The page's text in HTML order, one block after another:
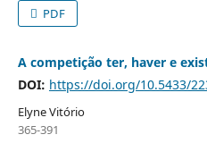
PDF
A competição ter, haver e
DOI: https://doi.org/10.5433/
Elyne Vitório
365-391